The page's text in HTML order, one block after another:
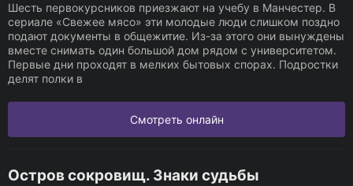
Шесть первокурсников приезжают на учебу в Манчестер. В
сериале «Свежее мясо» эти молодые люди слишком поздно
подают документы в общежитие. Из-за этого они вынуждены
вместе снимать один большой дом рядом с университетом.
Первые дни проходят в мелких бытовых спорах. Подростки
делят полки в
Смотреть онлайн
Остров сокровищ. Знаки судьбы